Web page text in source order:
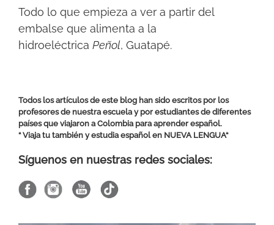
Todo lo que empieza a ver a partir del
embalse que alimenta a la
hidroeléctrica Peñol, Guatapé.
Todos los artículos de este blog han sido escritos por los
profesores de nuestra escuela y por estudiantes de diferentes
países que viajaron a Colombia para aprender español.
“ Viaja tu también y estudia español en NUEVA LENGUA“
Síguenos en nuestras redes sociales: